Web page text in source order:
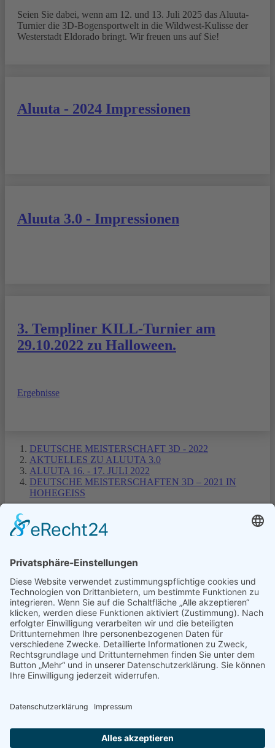
Seien Sie dabei, wenn am 12. und 13. Juli 2025 das Aluuta-
Turnier die 3D-Bogensportwelt in die Wildwest-Kulisse der
Westerstadt Eldorado bringt. Wir freuen uns auf Sie!
Aluuta - 2024 Impressionen
Aluuta 3.0 - Impressionen
3. Templiner KILL-Turnier am
29.10.2022 zu Halloween.
Ergebnisse
DEUTSCHE MEISTERSCHAFT 3D - 2022
AKTUELLES ZU ALUUTA 3.0
ALUUTA 16. - 17. JULI 2022
DEUTSCHE MEISTERSCHAFTEN 3D – 2021 IN
HOHEGEISS
Turniere in Templin
Turniere Nordmans CUP
© Schützengilde Templin 1810 e.V.